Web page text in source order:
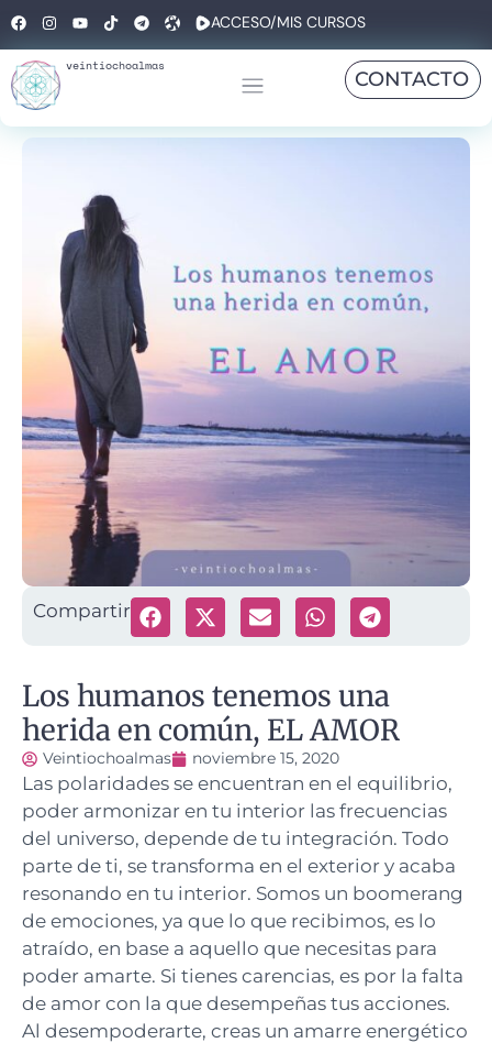
ACCESO/MIS CURSOS
veintiochoalmas
CONTACTO
Compartir
Los humanos tenemos una
herida en común, EL AMOR
Veintiochoalmas noviembre 15, 2020
Las polaridades se encuentran en el equilibrio,
poder armonizar en tu interior las frecuencias
del universo, depende de tu integración. Todo
parte de ti, se transforma en el exterior y acaba
resonando en tu interior. Somos un boomerang
de emociones, ya que lo que recibimos, es lo
atraído, en base a aquello que necesitas para
poder amarte. Si tienes carencias, es por la falta
de amor con la que desempeñas tus acciones.
Al desempoderarte, creas un amarre energético